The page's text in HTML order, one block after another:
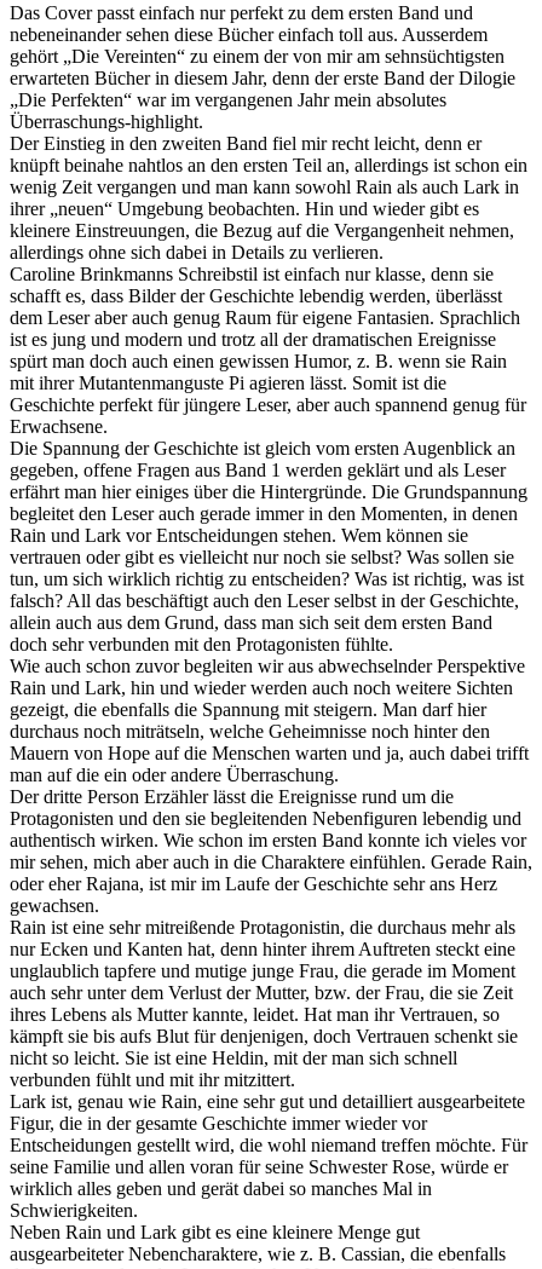
Das Cover passt einfach nur perfekt zu dem ersten Band und
nebeneinander sehen diese Bücher einfach toll aus. Ausserdem
gehört „Die Vereinten“ zu einem der von mir am sehnsüchtigsten
erwarteten Bücher in diesem Jahr, denn der erste Band der Dilogie
„Die Perfekten“ war im vergangenen Jahr mein absolutes
Überraschungs-highlight.
Der Einstieg in den zweiten Band fiel mir recht leicht, denn er
knüpft beinahe nahtlos an den ersten Teil an, allerdings ist schon ein
wenig Zeit vergangen und man kann sowohl Rain als auch Lark in
ihrer „neuen“ Umgebung beobachten. Hin und wieder gibt es
kleinere Einstreuungen, die Bezug auf die Vergangenheit nehmen,
allerdings ohne sich dabei in Details zu verlieren.
Caroline Brinkmanns Schreibstil ist einfach nur klasse, denn sie
schafft es, dass Bilder der Geschichte lebendig werden, überlässt
dem Leser aber auch genug Raum für eigene Fantasien. Sprachlich
ist es jung und modern und trotz all der dramatischen Ereignisse
spürt man doch auch einen gewissen Humor, z. B. wenn sie Rain
mit ihrer Mutantenmanguste Pi agieren lässt. Somit ist die
Geschichte perfekt für jüngere Leser, aber auch spannend genug für
Erwachsene.
Die Spannung der Geschichte ist gleich vom ersten Augenblick an
gegeben, offene Fragen aus Band 1 werden geklärt und als Leser
erfährt man hier einiges über die Hintergründe. Die Grundspannung
begleitet den Leser auch gerade immer in den Momenten, in denen
Rain und Lark vor Entscheidungen stehen. Wem können sie
vertrauen oder gibt es vielleicht nur noch sie selbst? Was sollen sie
tun, um sich wirklich richtig zu entscheiden? Was ist richtig, was ist
falsch? All das beschäftigt auch den Leser selbst in der Geschichte,
allein auch aus dem Grund, dass man sich seit dem ersten Band
doch sehr verbunden mit den Protagonisten fühlte.
Wie auch schon zuvor begleiten wir aus abwechselnder Perspektive
Rain und Lark, hin und wieder werden auch noch weitere Sichten
gezeigt, die ebenfalls die Spannung mit steigern. Man darf hier
durchaus noch miträtseln, welche Geheimnisse noch hinter den
Mauern von Hope auf die Menschen warten und ja, auch dabei trifft
man auf die ein oder andere Überraschung.
Der dritte Person Erzähler lässt die Ereignisse rund um die
Protagonisten und den sie begleitenden Nebenfiguren lebendig und
authentisch wirken. Wie schon im ersten Band konnte ich vieles vor
mir sehen, mich aber auch in die Charaktere einfühlen. Gerade Rain,
oder eher Rajana, ist mir im Laufe der Geschichte sehr ans Herz
gewachsen.
Rain ist eine sehr mitreißende Protagonistin, die durchaus mehr als
nur Ecken und Kanten hat, denn hinter ihrem Auftreten steckt eine
unglaublich tapfere und mutige junge Frau, die gerade im Moment
auch sehr unter dem Verlust der Mutter, bzw. der Frau, die sie Zeit
ihres Lebens als Mutter kannte, leidet. Hat man ihr Vertrauen, so
kämpft sie bis aufs Blut für denjenigen, doch Vertrauen schenkt sie
nicht so leicht. Sie ist eine Heldin, mit der man sich schnell
verbunden fühlt und mit ihr mitzittert.
Lark ist, genau wie Rain, eine sehr gut und detailliert ausgearbeitete
Figur, die in der gesamte Geschichte immer wieder vor
Entscheidungen gestellt wird, die wohl niemand treffen möchte. Für
seine Familie und allen voran für seine Schwester Rose, würde er
wirklich alles geben und gerät dabei so manches Mal in
Schwierigkeiten.
Neben Rain und Lark gibt es eine kleinere Menge gut
ausgearbeiteter Nebencharaktere, wie z. B. Cassian, die ebenfalls